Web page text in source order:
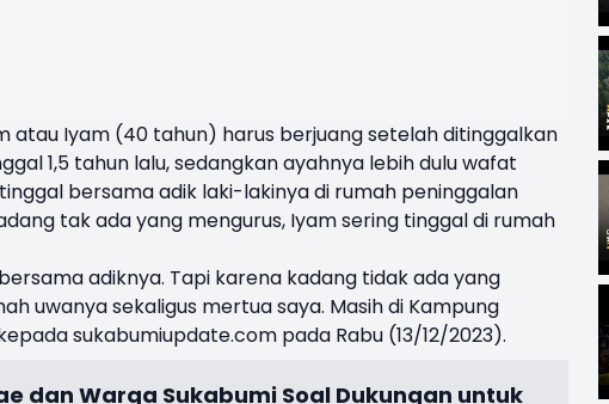
atau Iyam (40 tahun) harus berjuang setelah ditinggalkan
1,5 tahun lalu, sedangkan ayahnya lebih dulu wafat
bersama adik laki-lakinya di rumah peninggalan
tak ada yang mengurus, Iyam sering tinggal di rumah
adiknya. Tapi karena kadang tidak ada yang
uwanya sekaligus mertua saya. Masih di Kampung
sukabumiupdate.com pada Rabu (13/12/2023).
dan Warga Sukabumi Soal Dukungan untuk